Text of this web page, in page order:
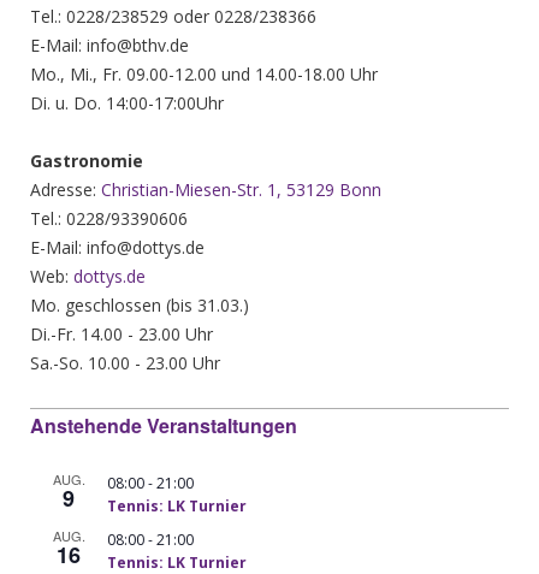
Tel.: 0228/238529 oder 0228/238366
E-Mail: info@bthv.de
Mo., Mi., Fr. 09.00-12.00 und 14.00-18.00 Uhr
Di. u. Do. 14:00-17:00Uhr
Gastronomie
Adresse: Christian-Miesen-Str. 1, 53129 Bonn
Tel.: 0228/93390606
E-Mail: info@dottys.de
Web: dottys.de
Mo. geschlossen (bis 31.03.)
Di.-Fr. 14.00 - 23.00 Uhr
Sa.-So. 10.00 - 23.00 Uhr
Anstehende Veranstaltungen
AUG.
9 08:00-21:00
Tennis: LK Turnier
AUG.
16 08:00-21:00
Tennis: LK Turnier